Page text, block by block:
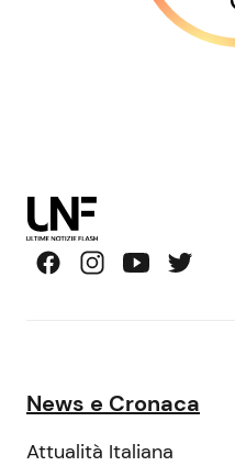
News e Cronaca
Attualità Italiana